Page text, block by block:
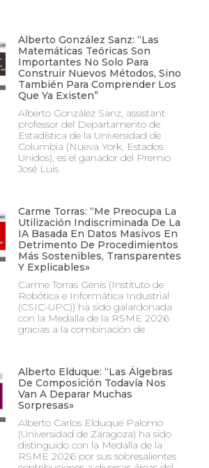
Alberto González Sanz: “Las
Matemáticas Teóricas Son
Importantes No Solo Para
Construir Nuevos Métodos, Sino
También Para Comprender Los
Que Ya Existen”
Alberto González Sanz, assistant
professor del Departamento de
Estadística de la Universidad de
Columbia (Nueva York, Estados
Unidos), es el ganador del Premio
José Luis
Carme Torras: “Me Preocupa La
Utilización Indiscriminada De La
IA Basada En Datos Masivos En
Detrimento De Procedimientos
Más Sostenibles, Transparentes
Y Explicables»
Carme Torras Genís (Instituto de
Robótica e Informática Industrial
(CSIC-UPC)) ha sido galardonada
con la Medalla de la RSME 2026
gracias a la combinación de
Alberto Elduque: “Las Álgebras
De Composición Todavía Nos
Van A Deparar Muchas
Sorpresas»
Alberto Carlos Elduque Palomo
(Universidad de Zaragoza) ha sido
distinguido con la Medalla de la
RSME 2026 por sus sobresalientes